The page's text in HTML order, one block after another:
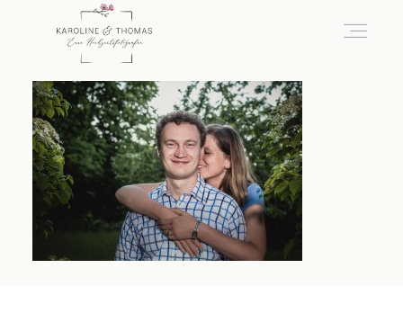
home
Hochzeit
das besondere Portrait